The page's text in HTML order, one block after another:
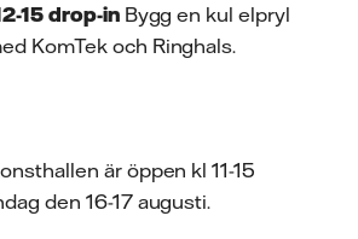
15 drop-in Bygg en kul elpryl
KomTek och Ringhals.
är öppen kl 11-15
den 16-17 augusti.